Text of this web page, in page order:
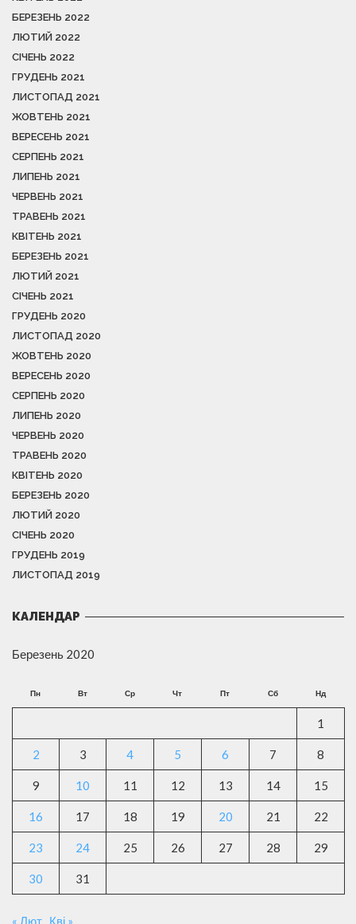
БЕРЕЗЕНЬ 2022
ЛЮТИЙ 2022
СІЧЕНЬ 2022
ГРУДЕНЬ 2021
ЛИСТОПАД 2021
ЖОВТЕНЬ 2021
ВЕРЕСЕНЬ 2021
СЕРПЕНЬ 2021
ЛИПЕНЬ 2021
ЧЕРВЕНЬ 2021
ТРАВЕНЬ 2021
КВІТЕНЬ 2021
БЕРЕЗЕНЬ 2021
ЛЮТИЙ 2021
СІЧЕНЬ 2021
ГРУДЕНЬ 2020
ЛИСТОПАД 2020
ЖОВТЕНЬ 2020
ВЕРЕСЕНЬ 2020
СЕРПЕНЬ 2020
ЛИПЕНЬ 2020
ЧЕРВЕНЬ 2020
ТРАВЕНЬ 2020
КВІТЕНЬ 2020
БЕРЕЗЕНЬ 2020
ЛЮТИЙ 2020
СІЧЕНЬ 2020
ГРУДЕНЬ 2019
ЛИСТОПАД 2019
КАЛЕНДАР
Березень 2020
Пн Вт Ср Чт Пт Сб Нд
1
2 3 4 5 6 7 8
9 10 11 12 13 14 15
16 17 18 19 20 21 22
23 24 25 26 27 28 29
30 31
« Лют Кві »